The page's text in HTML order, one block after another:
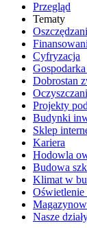
Przegląd
Tematy
Cyfryzacja
Dobrostan
Projekty
Budynki
Sklep
Kariera
Hodowla
Budowa
Klimat w
Oświetlenie
Nasze